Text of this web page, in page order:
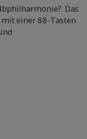
Das
einer 88-Tasten